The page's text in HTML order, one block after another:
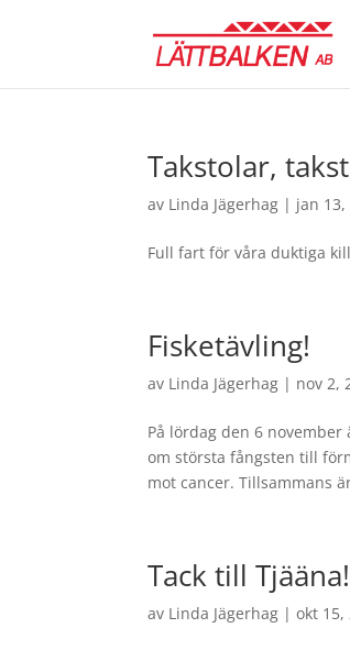
Takstolar,
av Linda Jägerhag | jan 13,
Full fart för våra duktiga
Fisketävling!
av Linda Jägerhag | nov 2,
På lördag den 6
om största fångsten till
mot cancer. Tillsammans
Tack till Tjääna!
av Linda Jägerhag |okt 15,